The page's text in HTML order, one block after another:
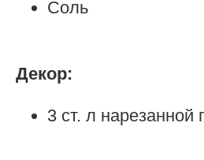
Соль
Декор:
3 ст. л нарезанной